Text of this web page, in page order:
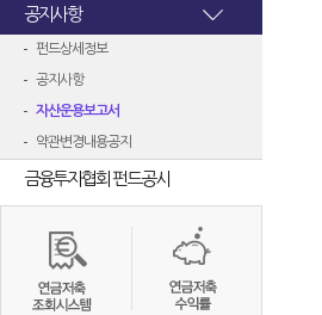
공지사항
펀드상세정보
공지사항
자산운용보고서
약관변경내용공지
금융투자협회 펀드공시